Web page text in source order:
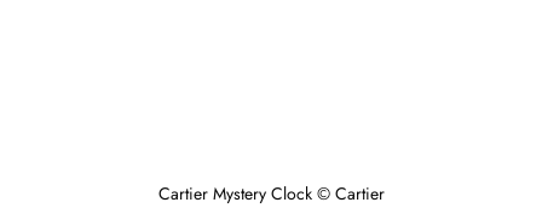
Cartier Mystery Clock © Cartier